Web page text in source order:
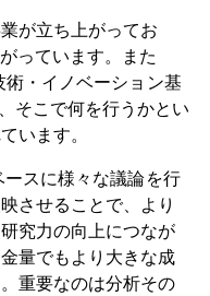
が立ち上がってお
っています。また
・イノベーション基
そこで何を行うかとい
います。
ースに様々な議論を行
させることで、より
究力の向上につなが
量でもより大きな成
重要なのは分析その